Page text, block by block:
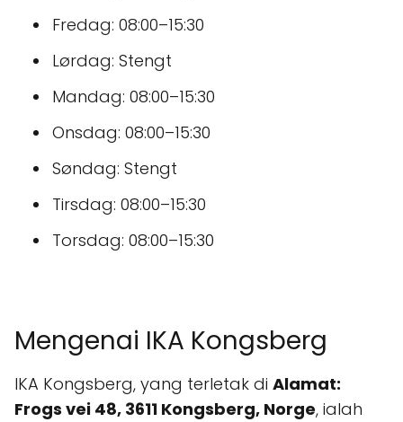
Fredag: 08:00–15:30
Lørdag: Stengt
Mandag: 08:00–15:30
Onsdag: 08:00–15:30
Søndag: Stengt
Tirsdag: 08:00–15:30
Torsdag: 08:00–15:30
Mengenai IKA Kongsberg
IKA Kongsberg, yang terletak di Alamat:
Frogs vei 48, 3611 Kongsberg, Norge, ialah